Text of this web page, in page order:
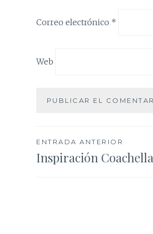
Correo electrónico *
Web
Navegación
de
ENTRADA ANTERIOR
Inspiración Coachella